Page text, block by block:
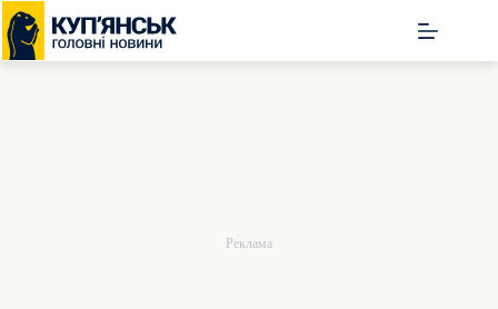
Перейти
до
вмісту